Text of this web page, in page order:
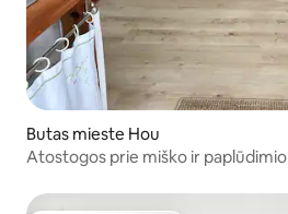
Butas mieste Hou
Atostogos prie miško ir paplūdimio